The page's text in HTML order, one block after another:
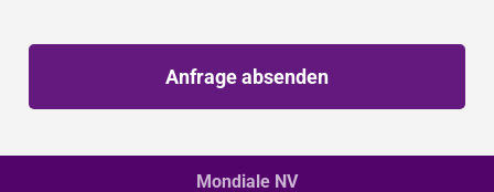
Anfrage absenden
Mondiale NV